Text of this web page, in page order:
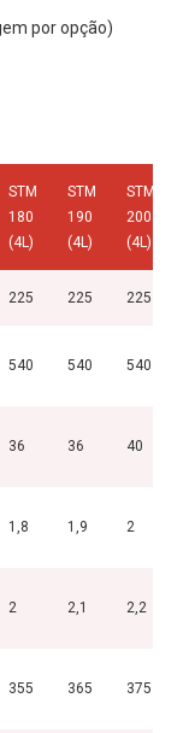
por opção)
STM
180
(4L)
STM
190
(4L)
STM
200
(4L)
225 225 225
540 540 540
36 36 40
1,8 1,9 2
2 2,1 2,2
355 365 375